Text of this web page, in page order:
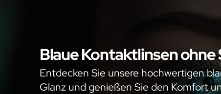
Blaue Kontaktlinsen
Entdecken Sie unsere hochwertigen
Glanz und genießen Sie den Komfort